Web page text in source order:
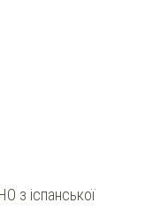
з іспанської